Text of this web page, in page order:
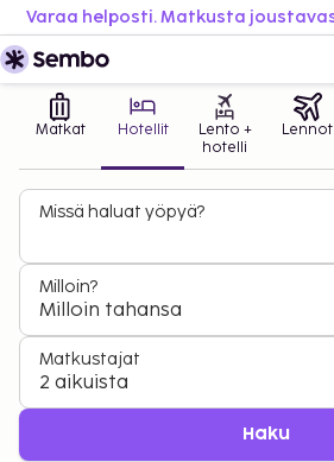
Matkat Hotellit
Lento +
hotelli
Lennot
Missä haluat yöpyä?
Milloin?
Milloin tahansa
Matkustajat
2 aikuista
Haku